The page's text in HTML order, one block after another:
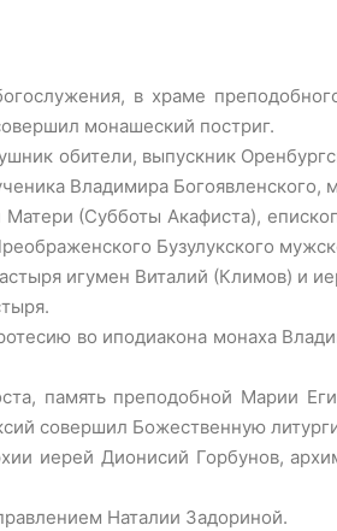
в храме
монашеский постриг.
обители, выпускник
Владимира Богоявленского,
(Субботы Акафиста),
Бузулукского
игумен Виталий (Климов) и
во иподиакона монаха
память преподобной Марии
совершил Божественную
иерей Дионисий Горбунов,
Наталии Задориной.